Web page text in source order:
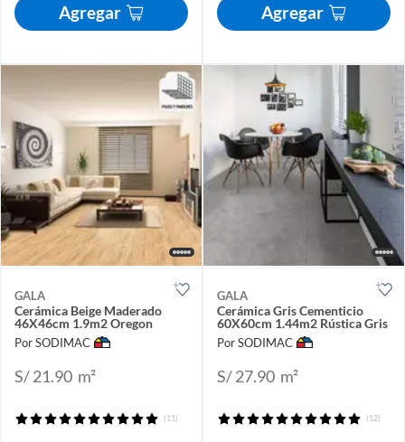
Agregar Agregar
GALA
Cerámica Beige Maderado
46X46cm 1.9m2 Oregon
Por SODIMAC
S/ 21.90 m²
(11)
GALA
Cerámica Gris Cementicio
60X60cm 1.44m2 Rústica Gris
Por SODIMAC
S/ 27.90 m²
(12)